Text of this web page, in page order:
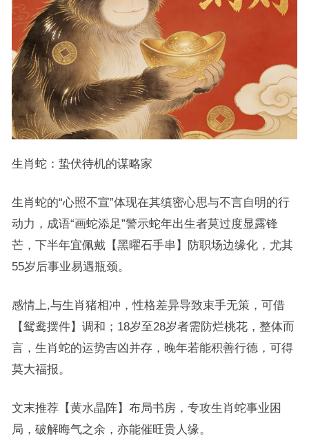
生肖蛇：蛰伏待机的谋略家
生肖蛇的“心照不宣”体现在其缜密心思与不言自明的行
动力，成语“画蛇添足”警示蛇年出生者莫过度显露锋
芒，下半年宜佩戴【黑曜石手串】防职场边缘化，尤其
55岁后事业易遇瓶颈。
感情上,与生肖猪相冲，性格差异导致束手无策，可借
【鸳鸯摆件】调和；18岁至28岁者需防烂桃花，整体而
言，生肖蛇的运势吉凶并存，晚年若能积善行德，可得
莫大福报。
文末推荐【黄水晶阵】布局书房，专攻生肖蛇事业困
局，破解晦气之余，亦能催旺贵人缘。